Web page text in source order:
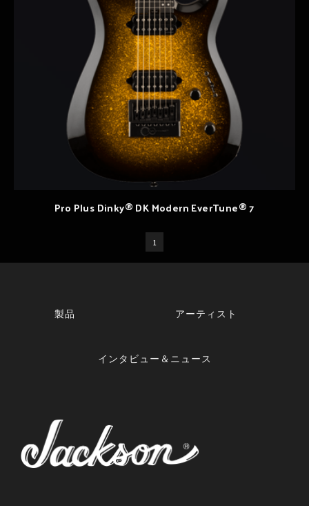
Pro Plus Dinky® DK Modern EverTune® 7
1
製品 アーティスト
インタビュー＆ニュース